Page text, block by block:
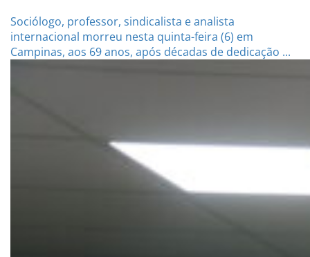
Sociólogo, professor, sindicalista e analista
internacional morreu nesta quinta-feira (6) em
Campinas, aos 69 anos, após décadas de dedicação ...